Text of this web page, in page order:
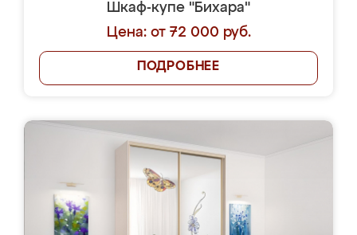
Шкаф-купе "Бихара"
Цена: от 72 000 руб.
ПОДРОБНЕЕ